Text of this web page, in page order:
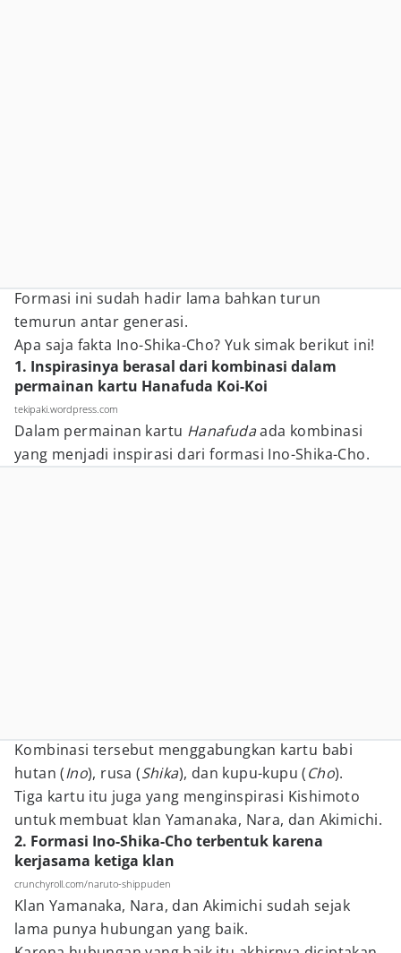
Formasi ini sudah hadir lama bahkan turun
temurun antar generasi.
Apa saja fakta Ino-Shika-Cho? Yuk simak berikut ini!
1. Inspirasinya berasal dari kombinasi dalam
permainan kartu Hanafuda Koi-Koi
tekipaki.wordpress.com
Dalam permainan kartu Hanafudaada kombinasi
yang menjadi inspirasi dari formasi Ino-Shika-Cho.
Kombinasi tersebut menggabungkan kartu babi
hutan (Ino), rusa (Shika), dan kupu-kupu (Cho).
Tiga kartu itu juga yang menginspirasi Kishimoto
untuk membuat klan Yamanaka, Nara, dan Akimichi.
2. Formasi Ino-Shika-Cho terbentuk karena
kerjasama ketiga klan
crunchyroll.com/naruto-shippuden
Klan Yamanaka, Nara, dan Akimichi sudah sejak
lama punya hubungan yang baik.